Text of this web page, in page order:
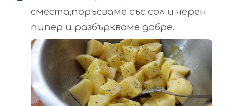
сместа,поръсваме със сол и черен
пипер и разбъркваме добре.